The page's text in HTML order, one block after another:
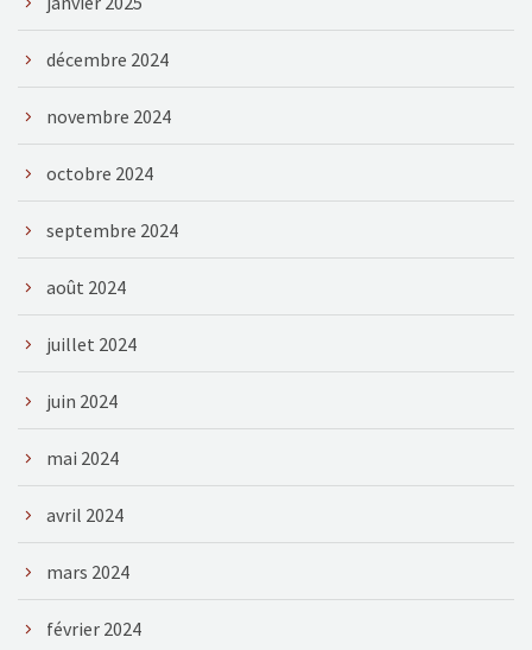
décembre 2024
novembre 2024
octobre 2024
septembre 2024
août 2024
juillet 2024
juin 2024
mai 2024
avril 2024
mars 2024
février 2024